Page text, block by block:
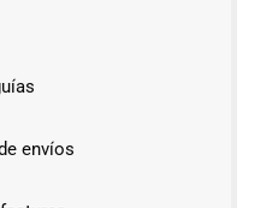
envíos